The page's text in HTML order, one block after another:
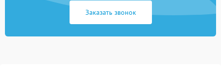
Заказать звонок